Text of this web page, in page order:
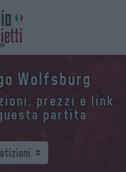
Wolfsburg
prezzi e link
partita